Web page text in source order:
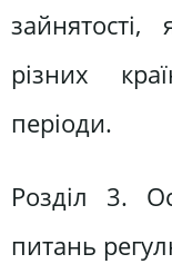
зайнятості,
різних
періоди.
Розділ 3.
питань